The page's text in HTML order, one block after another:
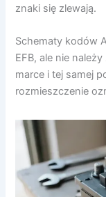
znaki się zlewają.
Schematy kodów
EFB, ale nie
marce i tej samej
rozmieszczenie